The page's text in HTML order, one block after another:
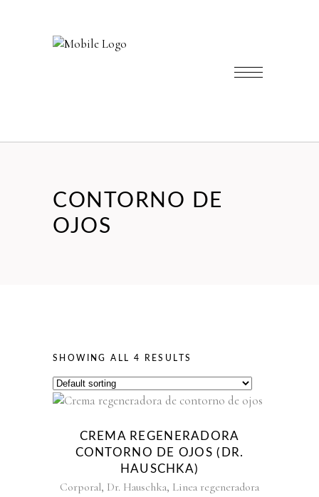
CONTORNO DE
OJOS
SHOWING ALL 4 RESULTS
CREMA REGENERADORA
CONTORNO DE OJOS (DR.
HAUSCHKA)
Corporal, Dr. Hauschka, Linea regeneradora